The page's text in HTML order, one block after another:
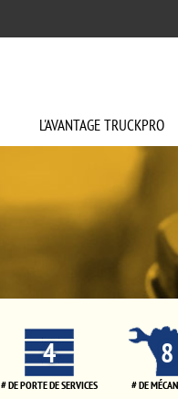
L'AVANTAGETRUCKPRO
4
# DE PORTE DE SERVICES
8
# DE